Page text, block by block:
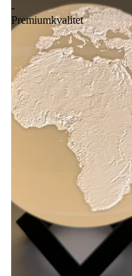
-
Premiumkvalitet